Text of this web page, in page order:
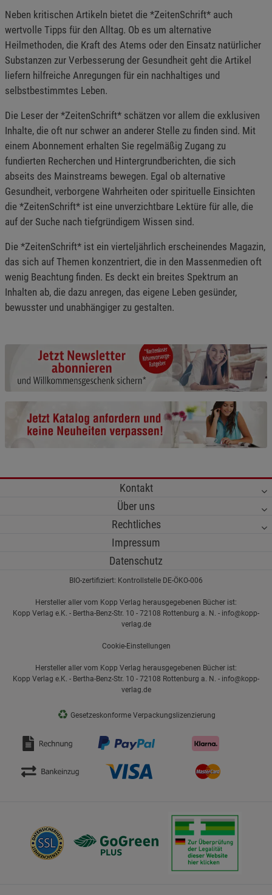
Neben kritischen Artikeln bietet die *ZeitenSchrift* auch
wertvolle Tipps für den Alltag. Ob es um alternative
Heilmethoden, die Kraft des Atems oder den Einsatz natürlicher
Substanzen zur Verbesserung der Gesundheit geht die Artikel
liefern hilfreiche Anregungen für ein nachhaltiges und
selbstbestimmtes Leben.
Die Leser der *ZeitenSchrift* schätzen vor allem die exklusiven
Inhalte, die oft nur schwer an anderer Stelle zu finden sind. Mit
einem Abonnement erhalten Sie regelmäßig Zugang zu
fundierten Recherchen und Hintergrundberichten, die sich
abseits des Mainstreams bewegen. Egal ob alternative
Gesundheit, verborgene Wahrheiten oder spirituelle Einsichten
die *ZeitenSchrift* ist eine unverzichtbare Lektüre für alle, die
auf der Suche nach tiefgründigem Wissen sind.
Die *ZeitenSchrift* ist ein vierteljährlich erscheinendes Magazin,
das sich auf Themen konzentriert, die in den Massenmedien oft
wenig Beachtung finden. Es deckt ein breites Spektrum an
Inhalten ab, die dazu anregen, das eigene Leben gesünder,
bewusster und unabhängiger zu gestalten.
Kontakt
Über uns
Rechtliches
Impressum
Datenschutz
BIO-zertifiziert: Kontrollstelle DE-ÖKO-006
Hersteller aller vom Kopp Verlag herausgegebenen Bücher ist:
Kopp Verlag e.K. - Bertha-Benz-Str. 10 - 72108 Rottenburg a. N. - info@kopp-
verlag.de
Cookie-Einstellungen
Hersteller aller vom Kopp Verlag herausgegebenen Bücher ist:
Kopp Verlag e.K. - Bertha-Benz-Str. 10 - 72108 Rottenburg a. N. - info@kopp-
verlag.de
♻ Gesetzeskonforme Verpackungslizenzierung
Cookie-Informationenanzeigen
Datenschutzerklärung Impressum